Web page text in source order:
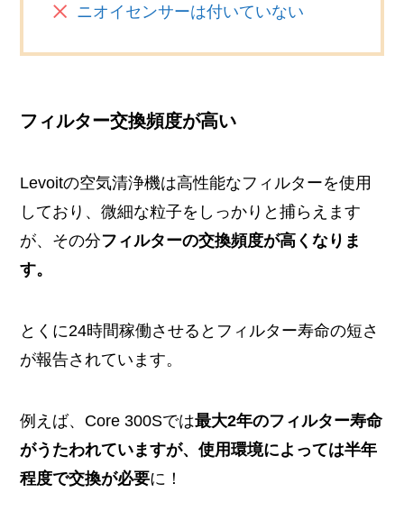
ニオイセンサーは付いていない
フィルター交換頻度が高い
Levoitの空気清浄機は高性能なフィルターを使用
しており、微細な粒子をしっかりと捕らえます
が、その分フィルターの交換頻度が高くなりま
す。
とくに24時間稼働させるとフィルター寿命の短さ
が報告されています。
例えば、Core 300Sでは最大2年のフィルター寿命
がうたわれていますが、使用環境によっては半年
程度で交換が必要に！